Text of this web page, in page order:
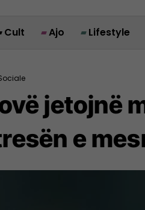
Cult Ajo Lifestyle
jetojnë
e